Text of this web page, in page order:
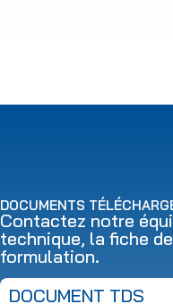
DOCUMENTS
Contactez notre
technique, la fiche
formulation.
DOCUMENT TDS